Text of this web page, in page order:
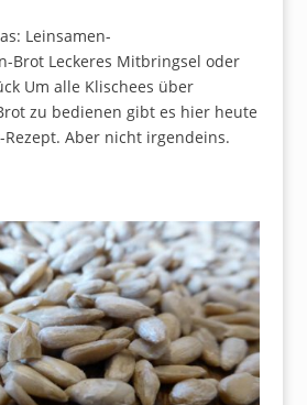
Leinsamen-
Brot Leckeres Mitbringsel oder
Um alle Klischees über
zu bedienen gibt es hier heute
Aber nicht irgendeins.